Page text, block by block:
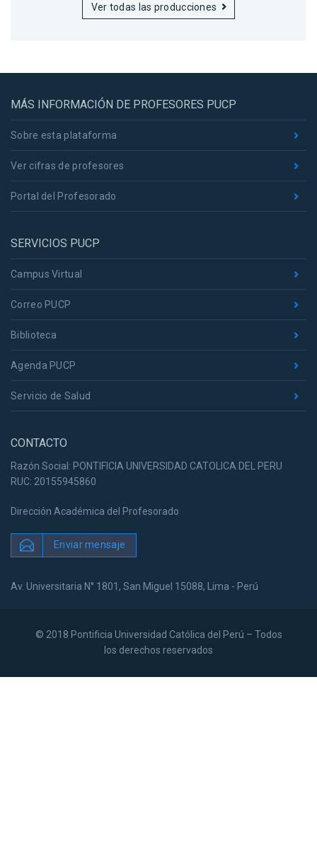
Ver todas las producciones
MÁS INFORMACIÓN DE PROFESORES PUCP
Sobre esta plataforma
Ver cifras de profesores
Portal del Profesorado
SERVICIOS PUCP
Campus Virtual
Correo PUCP
Biblioteca
Agenda PUCP
Servicio de Salud
CONTACTO
Razón Social: PONTIFICIA UNIVERSIDAD CATOLICA DEL PERU
RUC: 20155945860
Dirección Académica del Profesorado
Enviar mensaje
Av. Universitaria N° 1801, San Miguel 15088, Lima - Perú
© 2018 Pontificia Universidad Católica del Perú – Todos
los derechos reservados